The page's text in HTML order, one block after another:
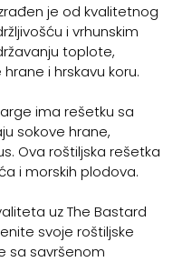
je od kvalitetnog
i vrhunskim
toplote,
i hrskavu koru.
ima rešetku sa
sokove hrane,
Ova roštiljska rešetka
i morskih plodova.
uz The Bastard
svoje roštiljske
sa savršenom